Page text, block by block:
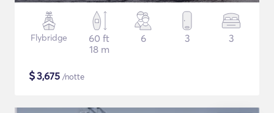
Flybridge
60 ft
18 m
6 3 3
$3,675 /notte